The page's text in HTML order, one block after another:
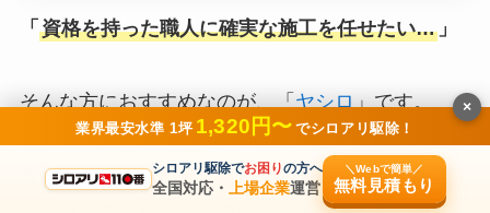
「 資格を持った職人に確実な施工を任せたい…」
そんな方におすすめなのが、「ヤシロ」です。
藤枝市を本拠に創業50年以上・累計1万件超のシロ
業界最安水準 1坪 1,320円〜 でシロアリ駆除！
シロアリ駆除でお困りの方へ
全国対応・ 上場企業運営
＼Webで簡単／
無料見積もり
×